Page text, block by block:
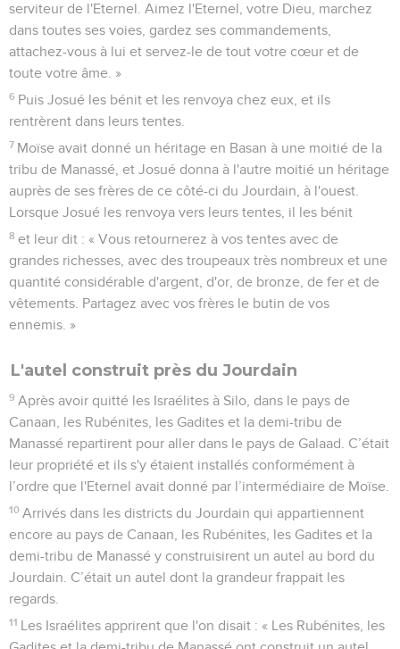
serviteur de l'Eternel. Aimez l'Eternel, votre Dieu, marchez
dans toutes ses voies, gardez ses commandements,
attachez-vous à lui et servez-le de tout votre cœur et de
toute votre âme. »
6 Puis Josué les bénit et les renvoya chez eux, et ils
rentrèrent dans leurs tentes.
7 Moïse avait donné un héritage en Basan à une moitié de la
tribu de Manassé, et Josué donna à l'autre moitié un héritage
auprès de ses frères de ce côté-ci du Jourdain, à l'ouest.
Lorsque Josué les renvoya vers leurs tentes, il les bénit
8 et leur dit : « Vous retournerez à vos tentes avec de
grandes richesses, avec des troupeaux très nombreux et une
quantité considérable d'argent, d'or, de bronze, de fer et de
vêtements. Partagez avec vos frères le butin de vos
ennemis. »
L'autel construit près du Jourdain
9 Après avoir quitté les Israélites à Silo, dans le pays de
Canaan, les Rubénites, les Gadites et la demi-tribu de
Manassé repartirent pour aller dans le pays de Galaad. C’était
leur propriété et ils s'y étaient installés conformément à
l’ordre que l'Eternel avait donné par l’intermédiaire de Moïse.
10 Arrivés dans les districts du Jourdain qui appartiennent
encore au pays de Canaan, les Rubénites, les Gadites et la
demi-tribu de Manassé y construisirent un autel au bord du
Jourdain. C’était un autel dont la grandeur frappait les
regards.
11 Les Israélites apprirent que l'on disait : « Les Rubénites, les